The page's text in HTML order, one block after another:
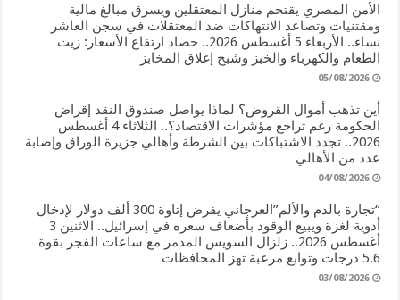
الأمن المصري يقتحم منازل المعتقلين ويسرق مبالغ مالية
ومقتنيات وتصاعد الانتهاكات ضد المعتقلات في سجن العاشر
نساء.. الأربعاء 5 أغسطس 2026.. حصاد ارتفاع الأسعار: زيت
الطعام والكهرباء والخبز وشبح إغلاق المخابز
05/08/2026
أين تذهب أموال القروض؟ لماذا يواصل صندوق النقد إقراض
الحكومة رغم تراجع مؤشرات الاقتصاد؟.. الثلاثاء 4 أغسطس
2026.. تجدد الاشتباكات بين الشرطة وأهالي جزيرة الوراق وإصابة
عدد من الأهالي
04/08/2026
“تجارة بالدم والألم”العرجاني يفرض إتاوة 300 ألف دولار لإدخال
أدوية لغزة ويبيع الوقود بأضعاف سعره في إسرائيل.. الاثنين 3
أغسطس 2026.. زلزال السويس المدمر مع ساعات الفجر بقوة
5.6 درجات وتوابع مرعبة تهز المحافظات
03/08/2026